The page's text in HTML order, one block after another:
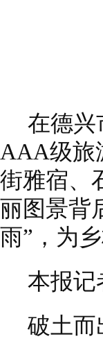
在德兴
AAA级旅
街雅宿、
丽图景背
雨”，为
本报记
破土而